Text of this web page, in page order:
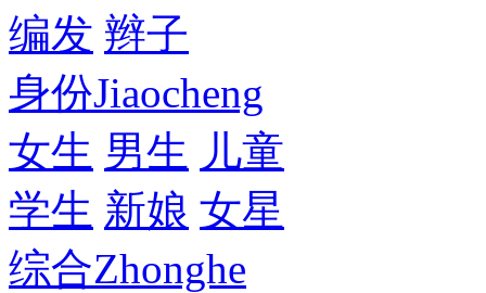
编发 辫子
身份Jiaocheng
女生 男生 儿童
学生 新娘 女星
综合Zhonghe